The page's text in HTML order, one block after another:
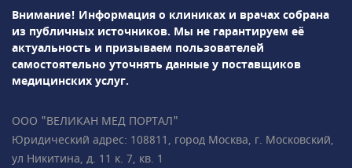
Внимание! Информация о клиниках и врачах собрана
из публичных источников. Мы не гарантируем её
актуальность и призываем пользователей
самостоятельно уточнять данные у поставщиков
медицинских услуг.
ООО "ВЕЛИКАН МЕД ПОРТАЛ"
Юридический адрес: 108811, город Москва, г. Московский,
ул Никитина, д. 11 к. 7, кв. 1